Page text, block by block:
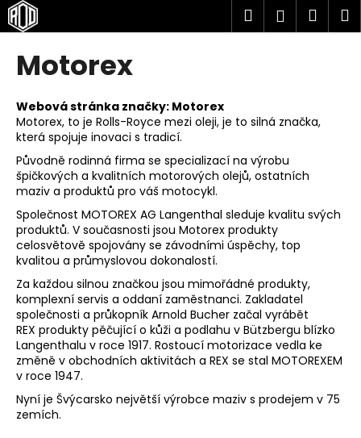
Přejít
na
obsah
Hledat
Motorex
Webová stránka značky: Motorex
Motorex, to je Rolls-Royce mezi oleji, je to silná značka,
která spojuje inovaci s tradicí.
Původně rodinná firma se specializací na výrobu
špičkových a kvalitních motorových olejů, ostatních
maziv a produktů pro váš motocykl.
Společnost MOTOREX AG Langenthal sleduje kvalitu svých
produktů. V současnosti jsou Motorex produkty
celosvětově spojovány se závodními úspěchy, top
kvalitou a průmyslovou dokonalostí.
Za každou silnou značkou jsou mimořádné produkty,
komplexní servis a oddaní zaměstnanci. Zakladatel
společnosti a průkopník Arnold Bucher začal vyrábět
REX produkty pěčující o kůži a podlahu v Bützbergu blízko
Langenthalu v roce 1917. Rostoucí motorizace vedla ke
změně v obchodních aktivitách a REX se stal MOTOREXEM
v roce 1947.
Nyní je Švýcarsko největší výrobce maziv s prodejem v 75
zemích.
K
o
o
p
o
t
ř
e
b
u
j
e
t
e
n
a
j
í